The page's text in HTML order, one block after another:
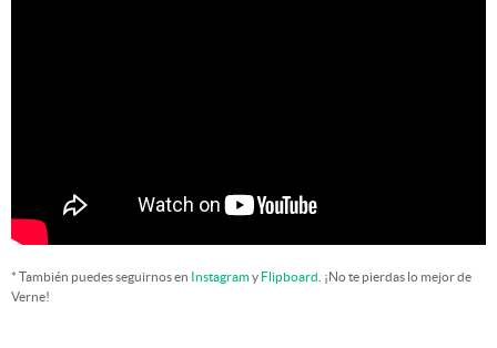
* También puedes seguirnos en Instagramy Flipboard . ¡No te pierdas lo mejor de
Verne!